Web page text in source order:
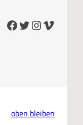
Facebook Twitter InstagramVimeo
oben bleiben